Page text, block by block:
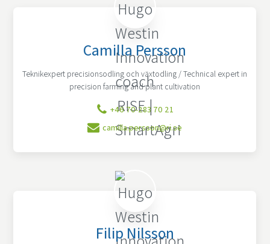
Camilla Persson
Teknikexpert precisionsodling och växtodling / Technical expert in
precision farming and plant cultivation
+46 70-283 70 21
camilla.persson@ri.se
Filip Nilsson